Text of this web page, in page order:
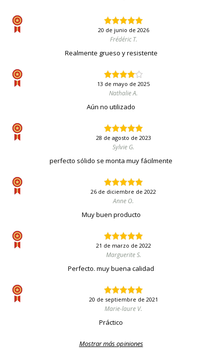
20 de junio de 2026
Frédéric T.
Realmente grueso y resistente
13 de mayo de 2025
Nathalie A.
Aún no utilizado
28 de agosto de 2023
Sylvie G.
perfecto sólido se monta muy fácilmente
26 de diciembre de 2022
Anne O.
Muy buen producto
21 de marzo de 2022
Marguerite S.
Perfecto. muy buena calidad
20 de septiembre de 2021
Marie-laure V.
Práctico
Mostrar más opiniones